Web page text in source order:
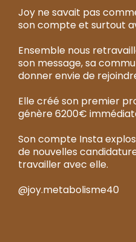
Joy ne savait pas
son compte et surtout
Ensemble nous
son message, sa
donner envie de
Elle créé son premier
génère 6200€
Son compte Insta
de nouvelles
travailler avec elle.
@joy.metabolisme40